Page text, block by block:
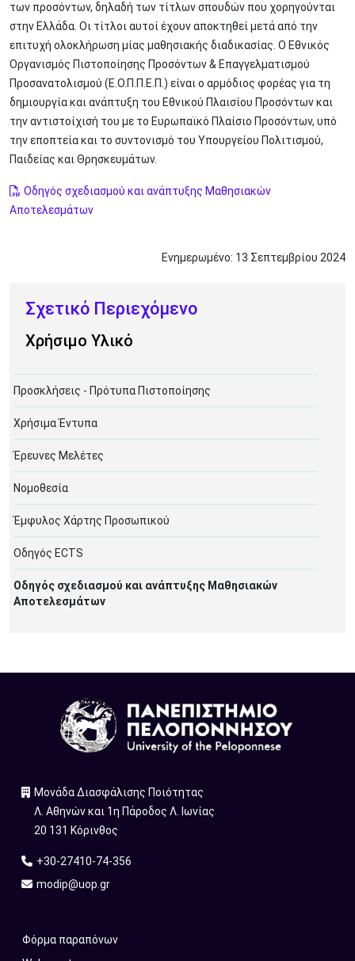
των προσόντων, δηλαδή των τίτλων σπουδών που χορηγούνται
στην Ελλάδα. Οι τίτλοι αυτοί έχουν αποκτηθεί μετά από την
επιτυχή ολοκλήρωση μίας μαθησιακής διαδικασίας. Ο Εθνικός
Οργανισμός Πιστοποίησης Προσόντων & Επαγγελματισμού
Προσανατολισμού (Ε.Ο.Π.Π.Ε.Π.) είναι ο αρμόδιος φορέας για τη
δημιουργία και ανάπτυξη του Εθνικού Πλαισίου Προσόντων και
την αντιστοίχισή του με το Ευρωπαϊκό Πλαίσιο Προσόντων, υπό
την εποπτεία και το συντονισμό του Υπουργείου Πολιτισμού,
Παιδείας και Θρησκευμάτων.
Οδηγός σχεδιασμού και ανάπτυξης Μαθησιακών
Αποτελεσμάτων
Ενημερωμένο: 13 Σεπτεμβρίου 2024
Χρήσιμο Υλικό
Προσκλήσεις - Πρότυπα Πιστοποίησης
Χρήσιμα Έντυπα
Έρευνες Μελέτες
Νομοθεσία
Έμφυλος Χάρτης Προσωπικού
Οδηγός ECTS
Οδηγός σχεδιασμού και ανάπτυξης Μαθησιακών
Αποτελεσμάτων
Μονάδα Διασφάλισης Ποιότητας
Λ. Αθηνών και 1η Πάροδος Λ. Ιωνίας
20 131 Κόρινθος
+30-27410-74-356
modip@uop.gr
Επικοινωνία
Φόρμα παραπόνων